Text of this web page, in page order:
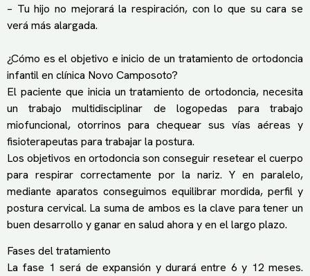
– Tu hijo no mejorará la respiración, con lo que su cara se
verá más alargada.
¿Cómo es el objetivo e inicio de un tratamiento de ortodoncia
infantil en clínica Novo Camposoto?
El paciente que inicia un tratamiento de ortodoncia, necesita
un trabajo multidisciplinar de logopedas para trabajo
miofuncional, otorrinos para chequear sus vías aéreas y
fisioterapeutas para trabajar la postura.
Los objetivos en ortodoncia son conseguir resetear el cuerpo
para respirar correctamente por la nariz. Y en paralelo,
mediante aparatos conseguimos equilibrar mordida, perfil y
postura cervical. La suma de ambos es la clave para tener un
buen desarrollo y ganar en salud ahora y en el largo plazo.
Fases del tratamiento
La fase 1 será de expansión y durará entre 6 y 12 meses.